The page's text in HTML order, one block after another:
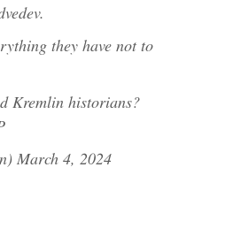
they have not to
Kremlin historians?
March 4, 2024